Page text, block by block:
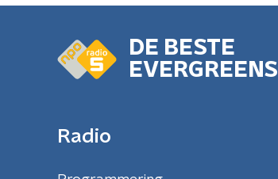
DE BESTE
EVERGREENS
Radio